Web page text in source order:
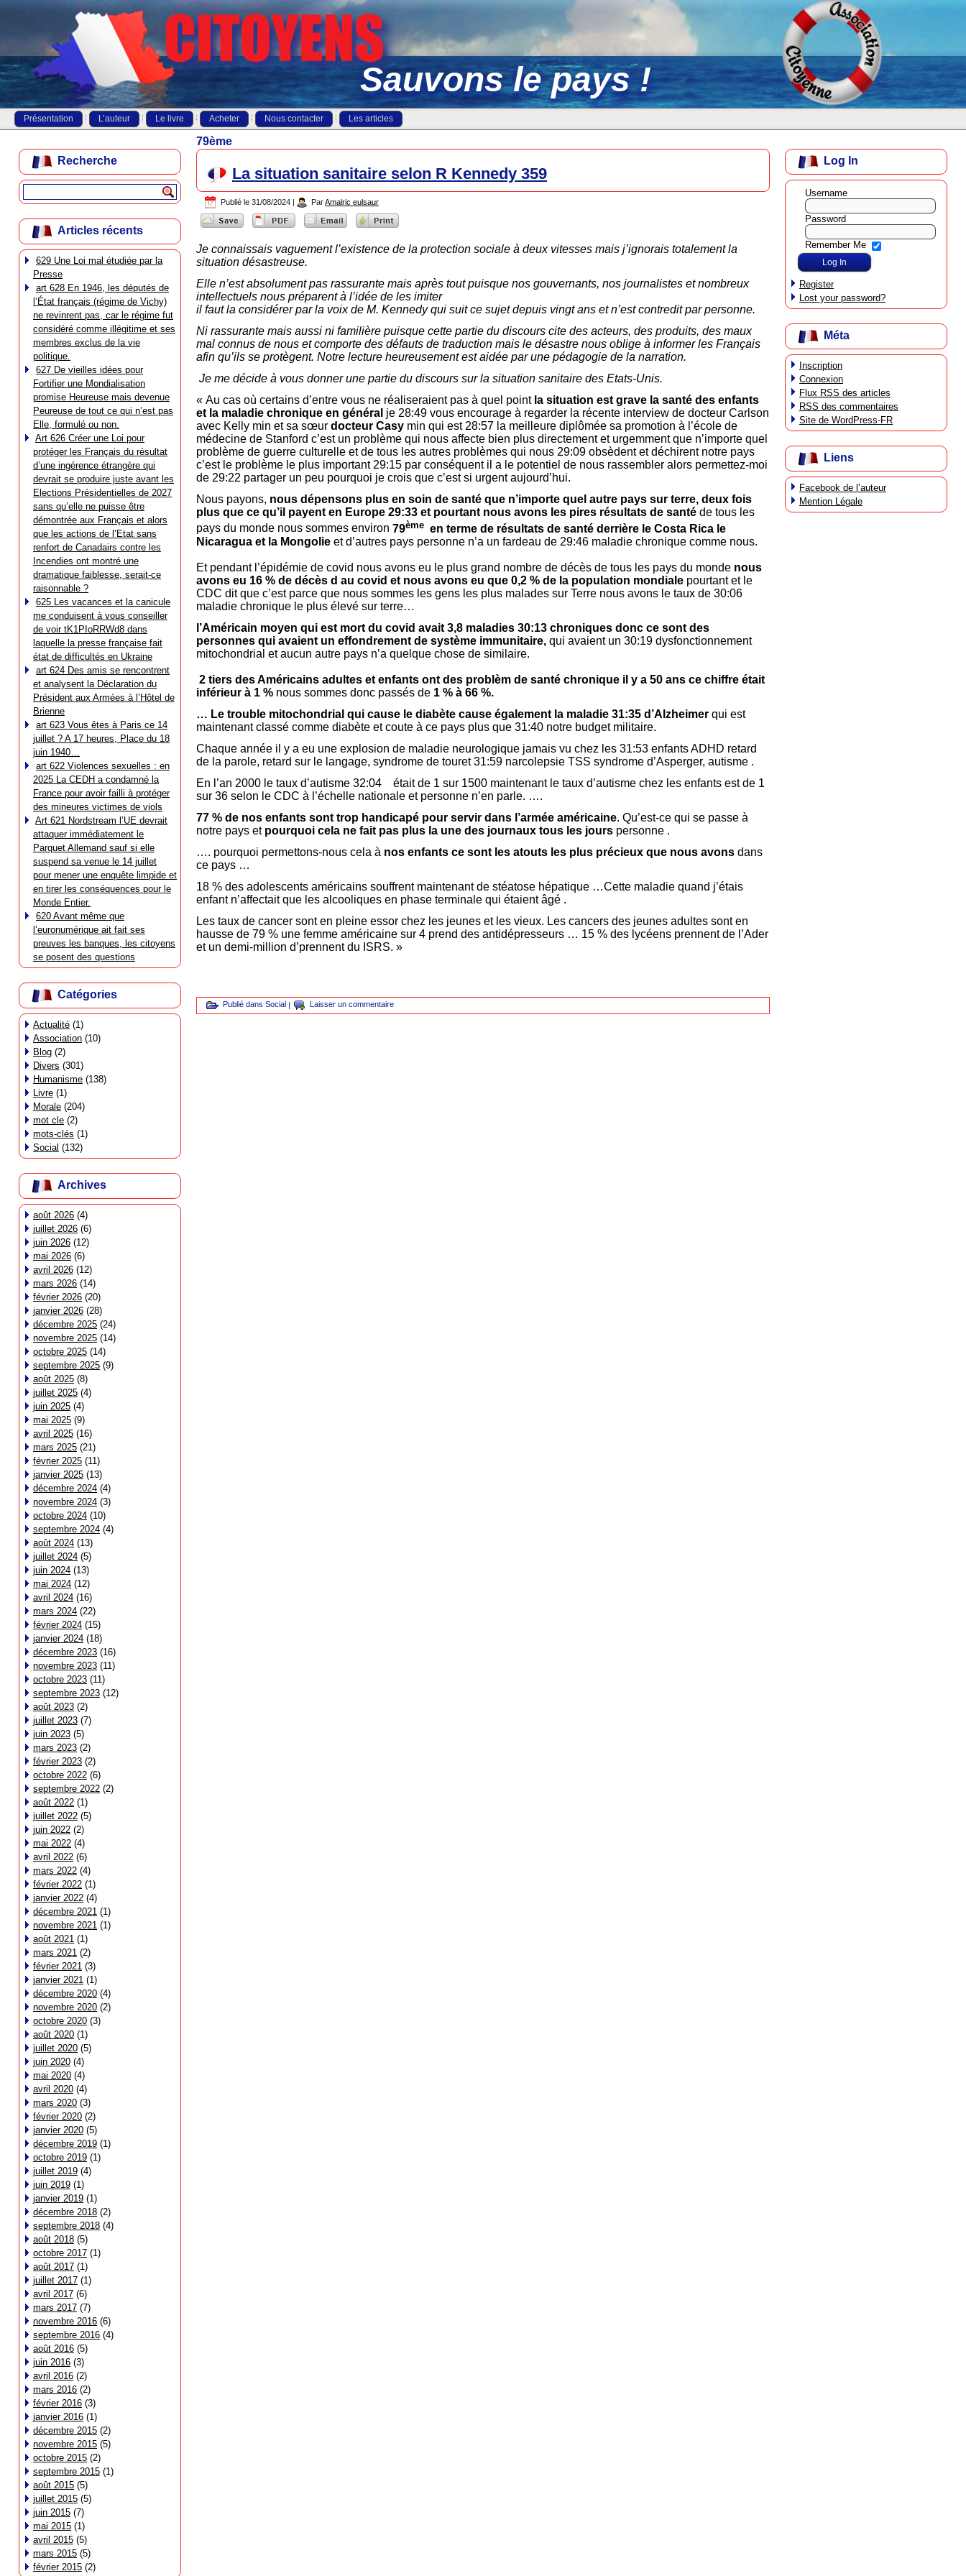
Sauvons le pays !
Présentation L’auteur Le livre Acheter Nous contacter Les articles
Recherche
Articles récents
629 Une Loi mal étudiée par la
Presse
art 628 En 1946, les députés de
l’État français (régime de Vichy)
ne revinrent pas, car le régime fut
considéré comme illégitime et ses
membres exclus de la vie
politique.
627 De vieilles idées pour
Fortifier une Mondialisation
promise Heureuse mais devenue
Peureuse de tout ce qui n’est pas
Elle, formulé ou non.
Art 626 Créer une Loi pour
protéger les Français du résultat
d’une ingérence étrangère qui
devrait se produire juste avant les
Elections Présidentielles de 2027
sans qu’elle ne puisse être
démontrée aux Français et alors
que les actions de l’Etat sans
renfort de Canadairs contre les
Incendies ont montré une
dramatique faiblesse, serait-ce
raisonnable ?
625 Les vacances et la canicule
me conduisent à vous conseiller
de voir tK1PIoRRWd8 dans
laquelle la presse française fait
état de difficultés en Ukraine
art 624 Des amis se rencontrent
et analysent la Déclaration du
Président aux Armées à l’Hôtel de
Brienne
art 623 Vous êtes à Paris ce 14
juillet ? A 17 heures, Place du 18
juin 1940…
art 622 Violences sexuelles : en
2025 La CEDH a condamné la
France pour avoir failli à protéger
des mineures victimes de viols
Art 621 Nordstream l’UE devrait
attaquer immédiatement le
Parquet Allemand sauf si elle
suspend sa venue le 14 juillet
pour mener une enquête limpide et
en tirer les conséquences pour le
Monde Entier.
620 Avant même que
l’euronumérique ait fait ses
preuves les banques, les citoyens
se posent des questions
Catégories
Actualité (1)
Association (10)
Blog (2)
Divers (301)
Humanisme (138)
Livre (1)
Morale (204)
mot cle (2)
mots-clés (1)
Social (132)
Archives
août 2026 (4)
juillet 2026 (6)
juin 2026 (12)
mai 2026 (6)
avril 2026 (12)
mars 2026 (14)
février 2026 (20)
janvier 2026 (28)
décembre 2025 (24)
novembre 2025 (14)
octobre 2025 (14)
septembre 2025 (9)
août 2025 (8)
juillet 2025 (4)
juin 2025 (4)
mai 2025 (9)
avril 2025 (16)
mars 2025 (21)
février 2025 (11)
janvier 2025 (13)
décembre 2024 (4)
novembre 2024 (3)
octobre 2024 (10)
septembre 2024 (4)
août 2024 (13)
juillet 2024 (5)
juin 2024 (13)
mai 2024 (12)
avril 2024 (16)
mars 2024 (22)
février 2024 (15)
janvier 2024 (18)
décembre 2023 (16)
novembre 2023 (11)
octobre 2023 (11)
septembre 2023 (12)
août 2023 (2)
juillet 2023 (7)
juin 2023 (5)
mars 2023 (2)
février 2023 (2)
octobre 2022 (6)
septembre 2022 (2)
août 2022 (1)
juillet 2022 (5)
juin 2022 (2)
mai 2022 (4)
avril 2022 (6)
mars 2022 (4)
février 2022 (1)
janvier 2022 (4)
décembre 2021 (1)
novembre 2021 (1)
août 2021 (1)
mars 2021 (2)
février 2021 (3)
janvier 2021 (1)
décembre 2020 (4)
novembre 2020 (2)
octobre 2020 (3)
août 2020 (1)
juillet 2020 (5)
juin 2020 (4)
mai 2020 (4)
avril 2020 (4)
mars 2020 (3)
février 2020 (2)
janvier 2020 (5)
décembre 2019 (1)
octobre 2019 (1)
juillet 2019 (4)
juin 2019 (1)
janvier 2019 (1)
décembre 2018 (2)
septembre 2018 (4)
août 2018 (5)
octobre 2017 (1)
août 2017 (1)
juillet 2017 (1)
avril 2017 (6)
mars 2017 (7)
novembre 2016 (6)
septembre 2016 (4)
août 2016 (5)
juin 2016 (3)
avril 2016 (2)
mars 2016 (2)
février 2016 (3)
janvier 2016 (1)
décembre 2015 (2)
novembre 2015 (5)
octobre 2015 (2)
septembre 2015 (1)
août 2015 (5)
juillet 2015 (5)
juin 2015 (7)
mai 2015 (1)
avril 2015 (5)
mars 2015 (5)
février 2015 (2)
79ème
La situation sanitaire selon R Kennedy 359
Publié le 31/08/2024 | ParAmalric eulsaur
Je connaissais vaguement l’existence de la protection sociale à deux vitesses mais j’ignorais totalement la
situation désastreuse.
Elle n’est absolument pas rassurante mais après tout puisque nos gouvernants, nos journalistes et nombreux
intellectuels nous préparent à l’idée de les imiter
il faut la considérer par la voix de M. Kennedy qui suit ce sujet depuis vingt ans et n’est contredit par personne.
Ni rassurante mais aussi ni familière puisque cette partie du discours cite des acteurs, des produits, des maux
mal connus de nous et comporte des défauts de traduction mais le désastre nous oblige à informer les Français
afin qu’ils se protègent. Notre lecture heureusement est aidée par une pédagogie de la narration.
Je me décide à vous donner une partie du discours sur la situation sanitaire des Etats-Unis.
« Au cas où certains d’entre vous ne réaliseraient pas à quel point la situation est grave la santé des enfants
et la maladie chronique en général je 28:49 vous encourage à regarder la récente interview de docteur Carlson
avec Kelly min et sa sœur docteur Casy min qui est 28:57 la meilleure diplômée sa promotion à l’école de
médecine de Stanford c’est un problème qui nous affecte bien plus directement et urgemment que n’importe quel
problème de guerre culturelle et de tous les autres problèmes qui nous 29:09 obsèdent et déchirent notre pays
c’est le problème le plus important 29:15 par conséquent il a le potentiel de nous rassembler alors permettez-moi
de 29:22 partager un peu pourquoi je crois que c’est si urgent aujourd’hui.
Nous payons, nous dépensons plus en soin de santé que n’importe quel autre pays sur terre, deux fois
plus que ce qu’il payent en Europe 29:33 et pourtant nous avons les pires résultats de santé de tous les
pays du monde nous sommes environ 79ème en terme de résultats de santé derrière le Costa Rica le
Nicaragua et la Mongolie et d’autres pays personne n’a un fardeau de 29:46 maladie chronique comme nous.
Et pendant l’épidémie de covid nous avons eu le plus grand nombre de décès de tous les pays du monde nous
avons eu 16 % de décès d au covid et nous avons eu que 0,2 % de la population mondiale pourtant et le
CDC dit que c’est parce que nous sommes les gens les plus malades sur Terre nous avons le taux de 30:06
maladie chronique le plus élevé sur terre…
l’Américain moyen qui est mort du covid avait 3,8 maladies 30:13 chroniques donc ce sont des
personnes qui avaient un effondrement de système immunitaire, qui avaient un 30:19 dysfonctionnement
mitochondrial et aucun autre pays n’a quelque chose de similaire.
2 tiers des Américains adultes et enfants ont des problèm de santé chronique il y a 50 ans ce chiffre était
inférieur à 1 % nous sommes donc passés de 1 % à 66 %.
… Le trouble mitochondrial qui cause le diabète cause également la maladie 31:35 d’Alzheimer qui est
maintenant classé comme diabète et coute à ce pays plus que 31:40 notre budget militaire.
Chaque année il y a eu une explosion de maladie neurologique jamais vu chez les 31:53 enfants ADHD retard
de la parole, retard sur le langage, syndrome de touret 31:59 narcolepsie TSS syndrome d’Asperger, autisme .
En l’an 2000 le taux d’autisme 32:04 était de 1 sur 1500 maintenant le taux d’autisme chez les enfants est de 1
sur 36 selon le CDC à l’échelle nationale et personne n’en parle. ….
77 % de nos enfants sont trop handicapé pour servir dans l’armée américaine. Qu’est-ce qui se passe à
notre pays et pourquoi cela ne fait pas plus la une des journaux tous les jours personne .
…. pourquoi permettons-nous cela à nos enfants ce sont les atouts les plus précieux que nous avons dans
ce pays …
18 % des adolescents américains souffrent maintenant de stéatose hépatique …Cette maladie quand j’étais
enfant n’affectait que les alcooliques en phase terminale qui étaient âgé .
Les taux de cancer sont en pleine essor chez les jeunes et les vieux. Les cancers des jeunes adultes sont en
hausse de 79 % une femme américaine sur 4 prend des antidépresseurs … 15 % des lycéens prennent de l’Ader
et un demi-million d’prennent du ISRS. »
Publié dans Social | Laisser un commentaire
Log In
Username
Password
Remember Me
Register
Lost your password?
Méta
Inscription
Connexion
Flux RSS des articles
RSS des commentaires
Site de WordPress-FR
Liens
Facebook de l’auteur
Mention Légale